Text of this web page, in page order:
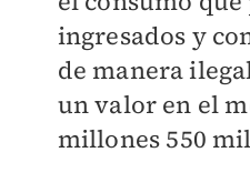
ingresados y
de manera
un valor en el
millones 550